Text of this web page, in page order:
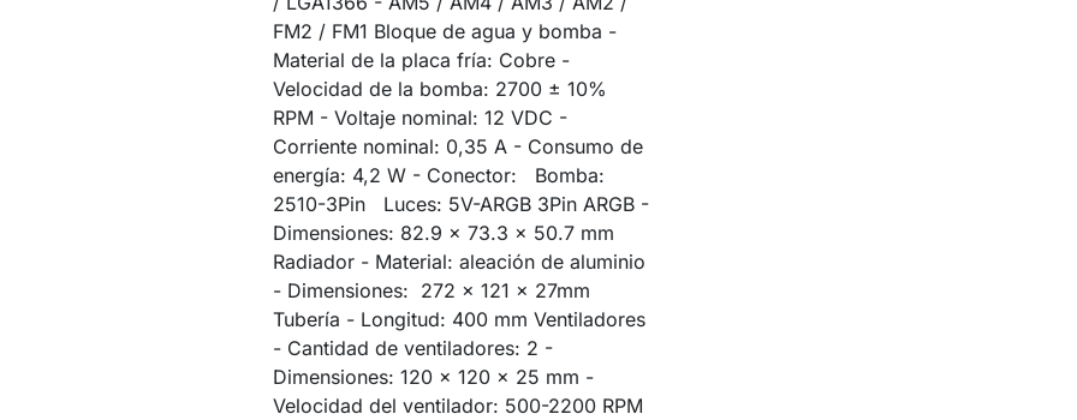
FM2 / FM1 Bloque de agua y bomba -
Material de la placa fría: Cobre -
Velocidad de la bomba: 2700 ± 10%
RPM - Voltaje nominal: 12 VDC -
Corriente nominal: 0,35 A - Consumo de
energía: 4,2 W - Conector: Bomba:
2510-3Pin Luces: 5V-ARGB 3Pin ARGB -
Dimensiones: 82.9 x 73.3 x 50.7 mm
Radiador - Material: aleación de aluminio
- Dimensiones: 272 x 121 x 27mm
Tubería - Longitud: 400 mm Ventiladores
- Cantidad de ventiladores: 2 -
Dimensiones: 120 x 120 x 25 mm -
Velocidad del ventilador: 500-2200 RPM